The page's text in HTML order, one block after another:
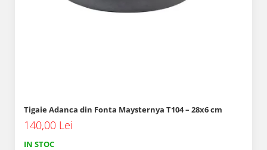
Tigaie Adanca din Fonta Maysternya T104 – 28x6 cm
140,00 Lei
IN STOC